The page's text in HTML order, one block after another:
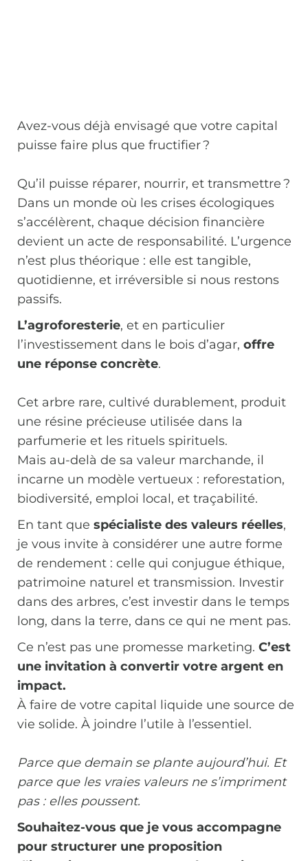
Avez-vous déjà envisagé que votre capital
puisse faire plus que fructifier ?
Qu’il puisse réparer, nourrir, et transmettre ?
Dans un monde où les crises écologiques
s’accélèrent, chaque décision financière
devient un acte de responsabilité. L’urgence
n’est plus théorique : elle est tangible,
quotidienne, et irréversible si nous restons
passifs.
L’agroforesterie, et en particulier
l’investissement dans le bois d’agar, offre
une réponse concrète.
Cet arbre rare, cultivé durablement, produit
une résine précieuse utilisée dans la
parfumerie et les rituels spirituels.
Mais au-delà de sa valeur marchande, il
incarne un modèle vertueux : reforestation,
biodiversité, emploi local, et traçabilité.
En tant que spécialiste des valeurs réelles,
je vous invite à considérer une autre forme
de rendement : celle qui conjugue éthique,
patrimoine naturel et transmission. Investir
dans des arbres, c’est investir dans le temps
long, dans la terre, dans ce qui ne ment pas.
Ce n’est pas une promesse marketing. C’est
une invitation à convertir votre argent en
impact.
À faire de votre capital liquide une source de
vie solide. À joindre l’utile à l’essentiel.
Parce que demain se plante aujourd’hui. Et
parce que les vraies valeurs ne s’impriment
pas : elles poussent.
Souhaitez-vous que je vous accompagne
pour structurer une proposition